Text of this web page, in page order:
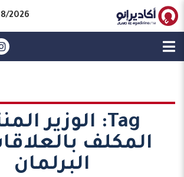
2026
Tag:
الوزير
المكلف
البرلمان